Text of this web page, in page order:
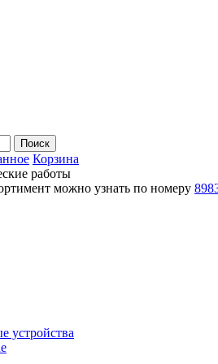
Поиск
Корзина
работы
можно узнать по номеру
устройства